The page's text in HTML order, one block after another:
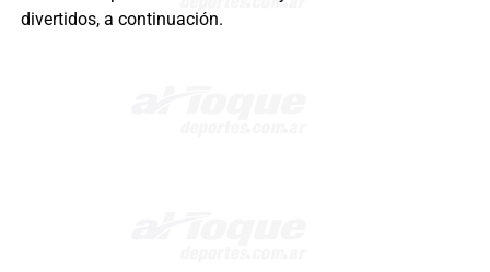
divertidos, a continuación.